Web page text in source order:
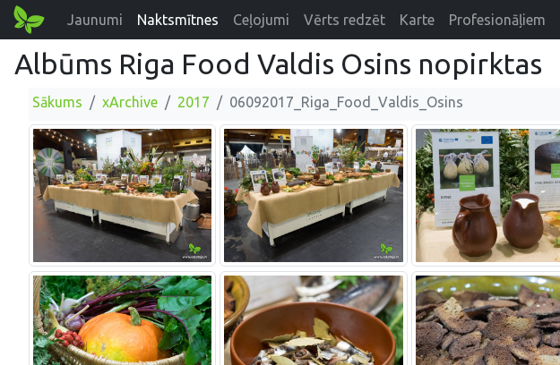
Jaunumi Naktsmītnes Ceļojumi Vērts redzēt Karte Profesionāļiem
Albūms Riga Food Valdis Osins nopirktas
Sākums xArchive 2017 06092017_Riga_Food_Valdis_Osins